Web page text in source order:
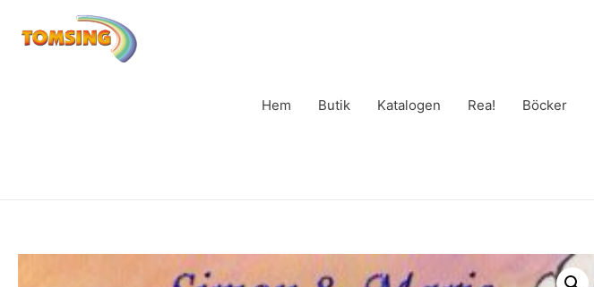
Hem Butik Katalogen Rea! Böcker